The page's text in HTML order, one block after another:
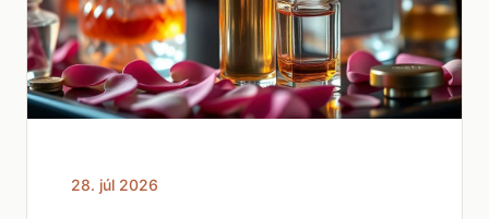
28. júl 2026